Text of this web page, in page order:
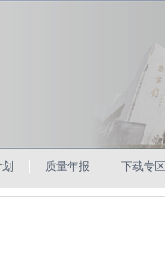
质量年报 下载专区